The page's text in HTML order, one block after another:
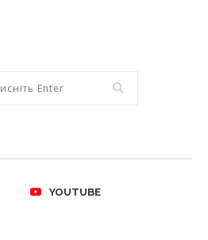
YOUTUBE